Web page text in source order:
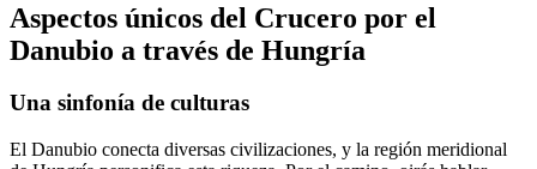
Aspectos únicos del Crucero por el
Danubio a través de Hungría
Una sinfonía de culturas
El Danubio conecta diversas civilizaciones, y la región meridional